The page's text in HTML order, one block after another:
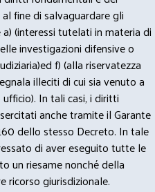
fine di salvaguardare gli
(interessi tutelati in materia di
investigazioni difensive o
f) (alla riservatezza
illeciti di cui sia venuto a
In tali casi, i diritti
anche tramite il Garante
dello stesso Decreto. In tale
di aver eseguito tutte le
un riesame nonché della
ricorso giurisdizionale.